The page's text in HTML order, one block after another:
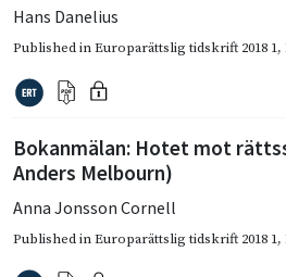
Hans Danelius
Published inEuroparättslig tidskrift 2018 1,
Bokanmälan: Hotet mot
Anders Melbourn)
Anna Jonsson Cornell
Published inEuroparättslig tidskrift 2018 1,